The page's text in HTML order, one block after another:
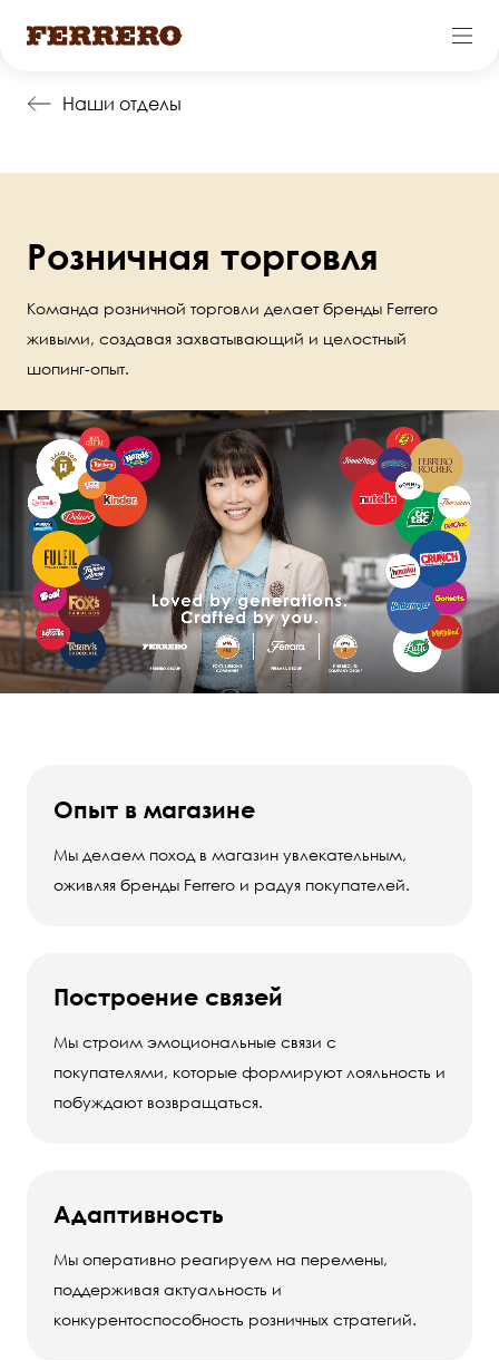
содержанию
Наши отделы
Розничная торговля
Команда розничной торговли делает бренды Ferrero
живыми, создавая захватывающий и целостный
шопинг-опыт.
Опыт в магазине
Мы делаем поход в магазин увлекательным,
оживляя бренды Ferrero и радуя покупателей.
Построение связей
Мы строим эмоциональные связи с
покупателями, которые формируют лояльность и
побуждают возвращаться.
Адаптивность
Мы оперативно реагируем на перемены,
поддерживая актуальность и
конкурентоспособность розничных стратегий.